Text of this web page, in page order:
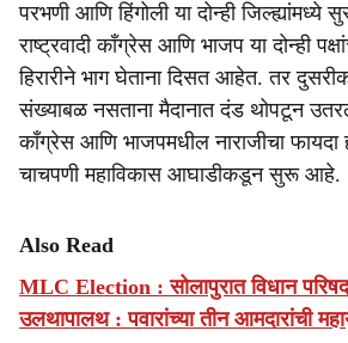
परभणी आणि हिंगोली या दोन्ही
राष्ट्रवादी काँग्रेस आणि भाजप या दोन्ही
हिरारीने भाग घेताना दिसत आहेत. तर
संख्याबळ नसताना मैदानात दंड थोपटून
काँग्रेस आणि भाजपमधील नाराजीचा फायदा
चाचपणी महाविकास आघाडीकडून सुरू आहे.
Also Read
MLC Election : सोलापुरात विधान
उलथापालथ : पवारांच्या तीन आमदारांची